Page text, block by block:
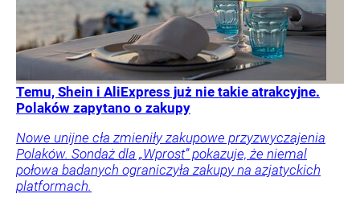
Temu, Shein i AliExpress już nie takie atrakcyjne.
Polaków zapytano o zakupy
Nowe unijne cła zmieniły zakupowe przyzwyczajenia
Polaków. Sondaż dla „Wprost” pokazuje, że niemal
połowa badanych ograniczyła zakupy na azjatyckich
platformach.